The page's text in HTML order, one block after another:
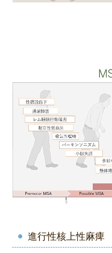
進行性核上性麻痺